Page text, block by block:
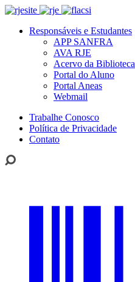
Responsáveis e Estudantes
APP SANFRA
AVA RJE
Acervo da Biblioteca
Portal do Aluno
Portal Aneas
Webmail
Trabalhe Conosco
Política de Privacidade
Contato